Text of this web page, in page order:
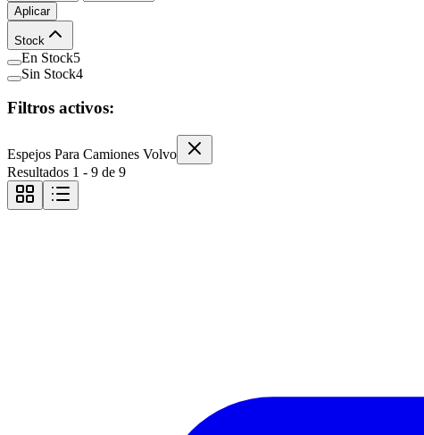
Aplicar
Stock
En Stock5
Sin Stock4
Filtros activos:
Espejos Para Camiones Volvo
Resultados 1 - 9 de 9